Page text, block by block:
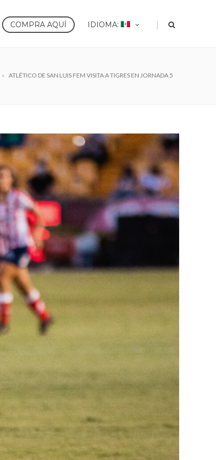
COMPRA AQUÍ IDIOMA: |
ATLÉTICO DE SAN LUIS FEM VISITA A TIGRES EN JORNADA 5